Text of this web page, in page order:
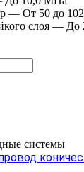
— От 50 до
слоя — До
системы